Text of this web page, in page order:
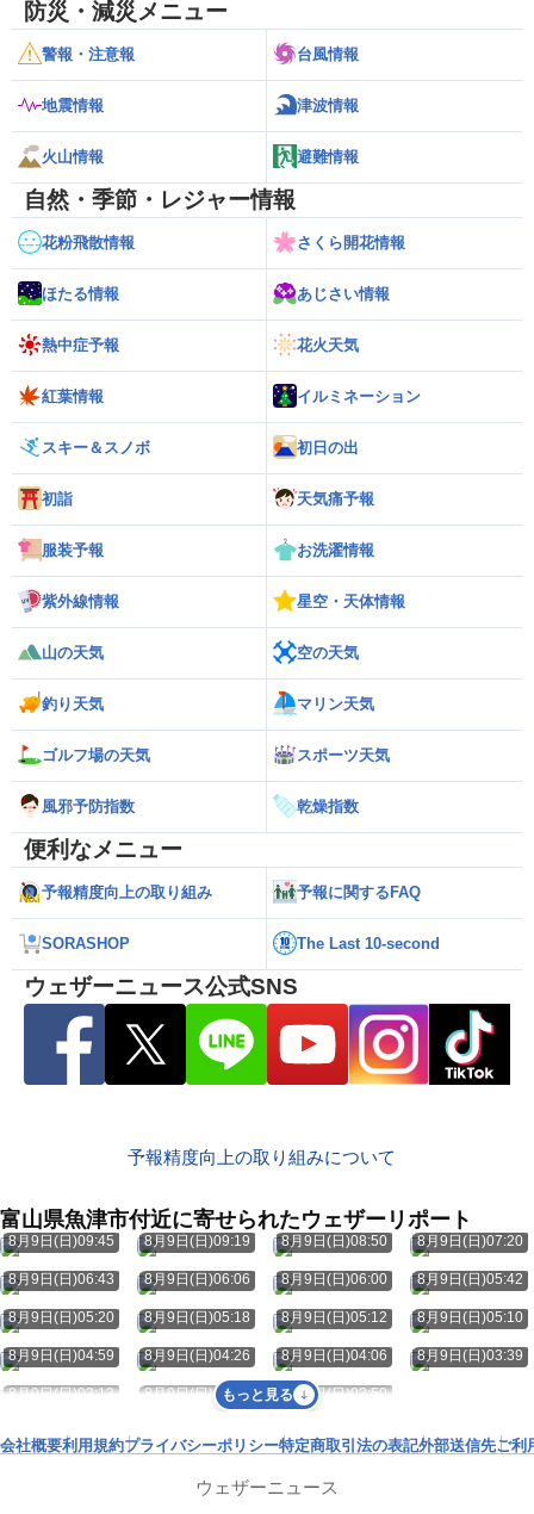
防災・減災メニュー
警報・注意報 台風情報
地震情報 津波情報
火山情報 避難情報
自然・季節・レジャー情報
花粉飛散情報 さくら開花情報
ほたる情報 あじさい情報
熱中症予報 花火天気
紅葉情報 イルミネーション
スキー＆スノボ 初日の出
初詣 天気痛予報
服装予報 お洗濯情報
紫外線情報 星空・天体情報
山の天気 空の天気
釣り天気 マリン天気
ゴルフ場の天気 スポーツ天気
風邪予防指数 乾燥指数
便利なメニュー
予報精度向上の取り組み 予報に関するFAQ
SORASHOP The Last 10-second
ウェザーニュース公式SNS
予報精度向上の取り組みについて
富山県魚津市付近に寄せられたウェザーリポート
8月9日(日)09:45 8月9日(日)09:19 8月9日(日)08:50 8月9日(日)07:20
8月9日(日)06:43 8月9日(日)06:06 8月9日(日)06:00 8月9日(日)05:42
8月9日(日)05:20 8月9日(日)05:18 8月9日(日)05:12 8月9日(日)05:10
8月9日(日)04:59 8月9日(日)04:26 8月9日(日)04:06 8月9日(日)03:39
8月9日(日)03:12 8月9日(日)02:51 8月9日(日)02:50
もっと見る
会社概要利用規約プライバシーポリシー特定商取引法の表記外部送信先ご利
ウェザーニュース